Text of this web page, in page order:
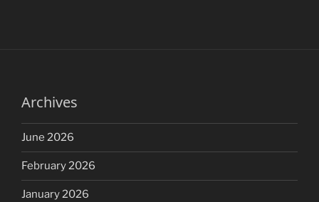
Archives
June 2026
February 2026
January 2026